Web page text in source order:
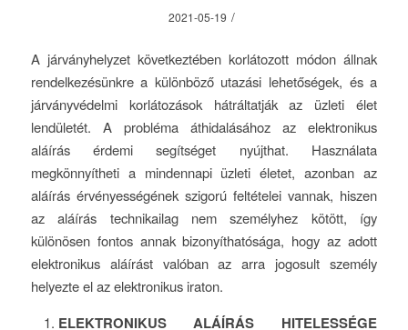
2021-05-19 /
A járványhelyzet következtében korlátozott módon állnak
rendelkezésünkre a különböző utazási lehetőségek, és a
járványvédelmi korlátozások hátráltatják az üzleti élet
lendületét. A probléma áthidalásához az elektronikus
aláírás érdemi segítséget nyújthat. Használata
megkönnyítheti a mindennapi üzleti életet, azonban az
aláírás érvényességének szigorú feltételei vannak, hiszen
az aláírás technikailag nem személyhez kötött, így
különösen fontos annak bizonyíthatósága, hogy az adott
elektronikus aláírást valóban az arra jogosult személy
helyezte el az elektronikus iraton.
ELEKTRONIKUS ALÁÍRÁS HITELESSÉGE